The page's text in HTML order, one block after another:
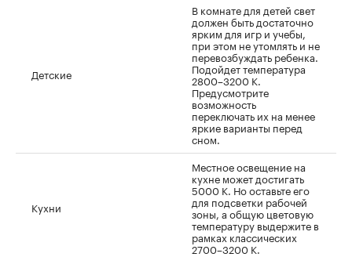
Детские
В комнате для детей свет
должен быть достаточно
ярким для игр и учебы,
при этом не утомлять и не
перевозбуждать ребенка.
Подойдет температура
2800–3200 К.
Предусмотрите
возможность
переключать их на менее
яркие варианты перед
сном.
Кухни
Местное освещение на
кухне может достигать
5000 К. Но оставьте его
для подсветки рабочей
зоны, а общую цветовую
температуру выдержите в
рамках классических
2700–3200 К.